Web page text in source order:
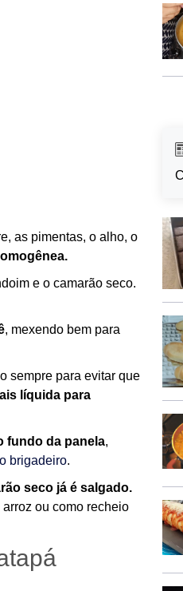
as pimentas, o alho, o
e o camarão seco.
, mexendo bem para
sempre para evitar que
líquida para
fundo da panela,
brigadeiro.
seco já é salgado.
ou como recheio